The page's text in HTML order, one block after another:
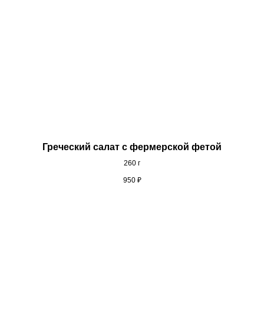
Греческий салат с фермерской фетой
260 г
950 ₽